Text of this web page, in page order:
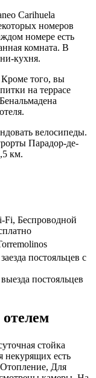
Carihuela
номеров
номере есть
комната. В
кухня.
Кроме того, вы
на террасе
велосипеды.
Парадор-де-
км.
Fi, Беспроводной
постояльцев с
постояльцев
стойка
некурящих есть
Для